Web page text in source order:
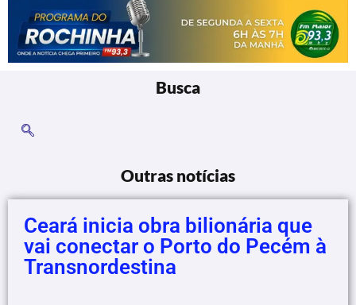
Busca
Outras notícias
Ceará inicia obra bilionária que
vai conectar o Porto do Pecém à
Transnordestina